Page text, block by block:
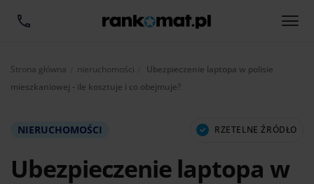
Strona główna nieruchomości Aktualnie:
Ubezpieczenie laptopa w polisie
mieszkaniowej - ile kosztuje i co obejmuje?
NIERUCHOMOŚCI RZETELNE ŹRÓDŁO
Ubezpieczenie laptopa w